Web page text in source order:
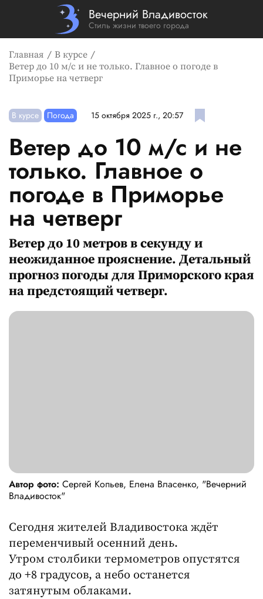
Вечерний Владивосток
Стиль жизни твоего города
Главная
В курсе
Ветер до 10 м/с и не только. Главное о погоде в
Приморье на четверг
В курсе Погода 15 октября 2025 г., 20:57
Ветер до 10 м/с и не
только. Главное о
погоде в Приморье
на четверг
Ветер до 10 метров в секунду и
неожиданное прояснение. Детальный
прогноз погоды для Приморского края
на предстоящий четверг.
Автор фото: Сергей Копьев, Елена Власенко, "Вечерний
Владивосток"
Сегодня жителей Владивостока ждёт
переменчивый осенний день.
Утром столбики термометров опустятся
до +8 градусов, а небо останется
затянутым облаками.